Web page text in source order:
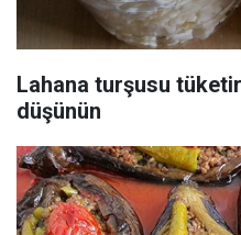
Lahana turşusu
düşünün